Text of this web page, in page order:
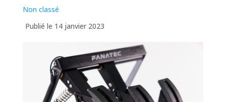
Non classé
Publié le 14 janvier 2023